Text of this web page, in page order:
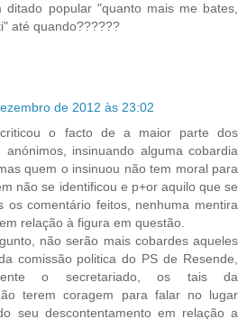
ditado popular "quanto mais me bates,
até quando??????
de 2012 às 23:02
o facto de a maior parte dos
anónimos, insinuando alguma cobardia
quem o insinuou não tem moral para
não se identificou e p+or aquilo que se
os comentário feitos, nenhuma mentira
relação à figura em questão.
não serão mais cobardes aqueles
comissão politica do PS de Resende,
o secretariado, os tais da
terem coragem para falar no lugar
seu descontentamento em relação a